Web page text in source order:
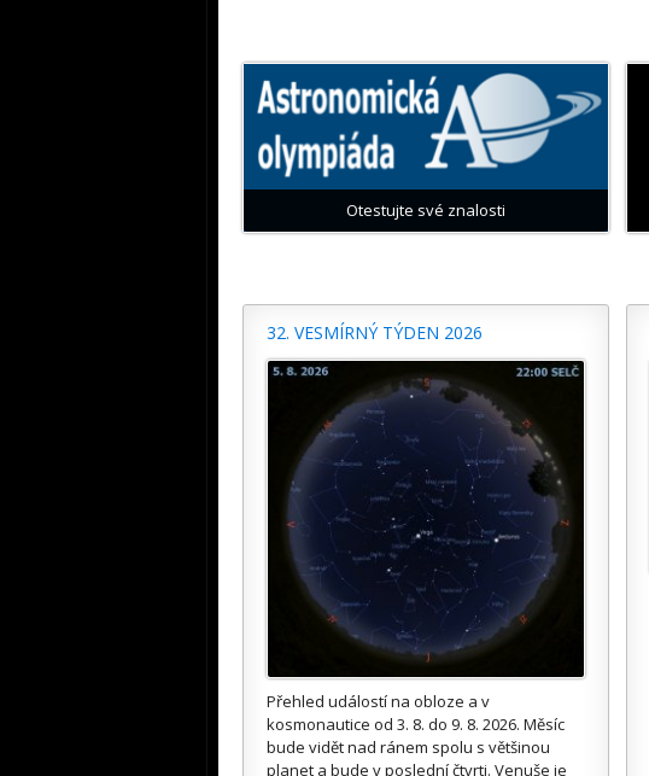
Otestujte své znalosti
32. VESMÍRNÝ TÝDEN 2026
Přehled událostí na obloze a v
kosmonautice od 3. 8. do 9. 8. 2026. Měsíc
bude vidět nad ránem spolu s většinou
planet a bude v poslední čtvrti. Venuše je